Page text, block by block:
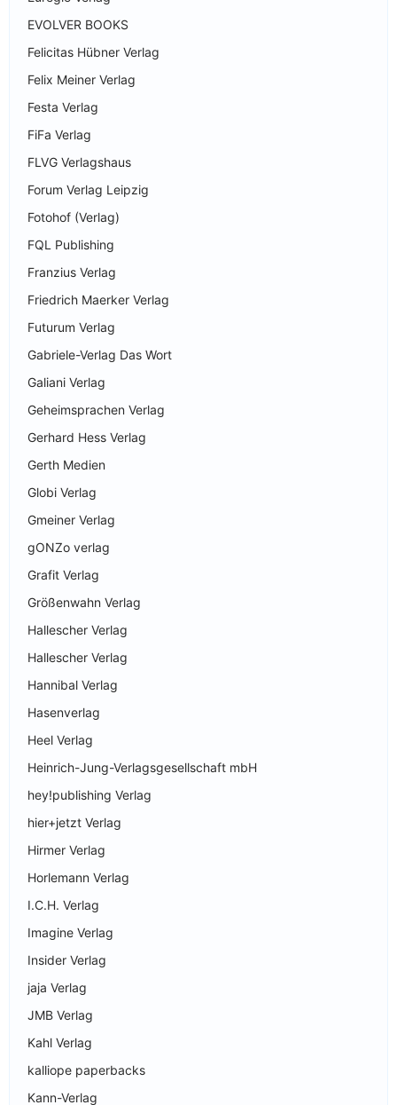
EVOLVER BOOKS
Felicitas Hübner Verlag
Felix Meiner Verlag
Festa Verlag
FiFa Verlag
FLVG Verlagshaus
Forum Verlag Leipzig
Fotohof (Verlag)
FQL Publishing
Franzius Verlag
Friedrich Maerker Verlag
Futurum Verlag
Gabriele-Verlag Das Wort
Galiani Verlag
Geheimsprachen Verlag
Gerhard Hess Verlag
Gerth Medien
Globi Verlag
Gmeiner Verlag
gONZo verlag
Grafit Verlag
Größenwahn Verlag
Hallescher Verlag
Hallescher Verlag
Hannibal Verlag
Hasenverlag
Heel Verlag
Heinrich-Jung-Verlagsgesellschaft mbH
hey!publishing Verlag
hier+jetzt Verlag
Hirmer Verlag
Horlemann Verlag
I.C.H. Verlag
Imagine Verlag
Insider Verlag
jaja Verlag
JMB Verlag
Kahl Verlag
kalliope paperbacks
Kann-Verlag